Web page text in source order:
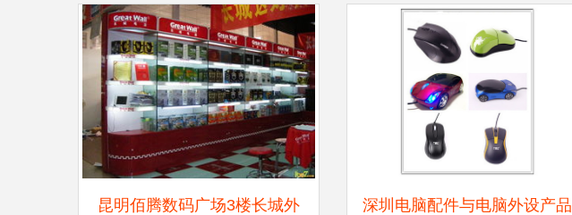
昆明佰腾数码广场3楼长城外 深圳电脑配件与电脑外设产品